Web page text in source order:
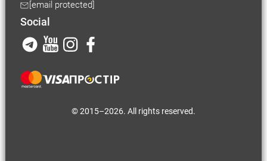
[email protected]
Social
© 2015–2026. All rights reserved.